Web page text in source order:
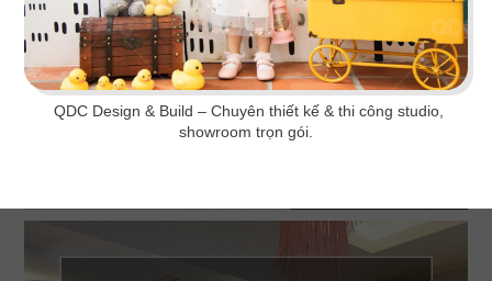
Chi tiết
QDC Design & Build – Chuyên thiết kế & thi công studio,
showroom trọn gói.